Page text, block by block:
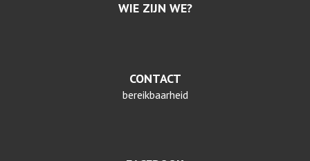
WIE ZIJN WE?
CONTACT
bereikbaarheid